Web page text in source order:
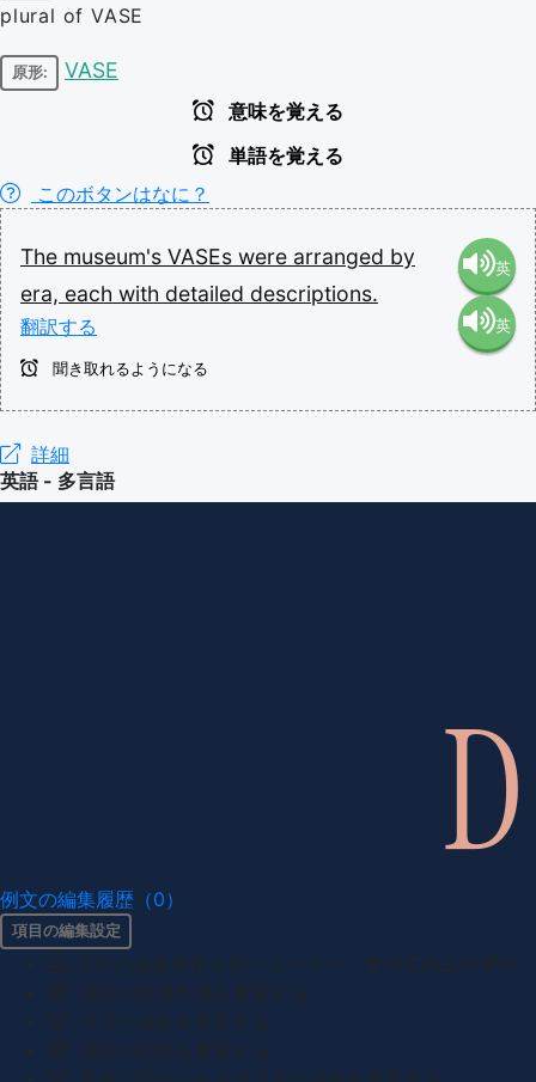
plural of VASE
原形: VASE
意味を覚える
単語を覚える
このボタンはなに？
The museum's VASEs were arranged by
era, each with detailed descriptions.
翻訳する
英
語（米
英
聞き取れるようになる
詳細
英語 - 多言語
例文の編集履歴（0）
項目の編集設定